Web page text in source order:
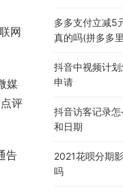
网
媒
评
告
多多支付立减5
真的吗(拼多多
抖音中视频计
申请
抖音访客记录
和日期
2021花呗分期
吗